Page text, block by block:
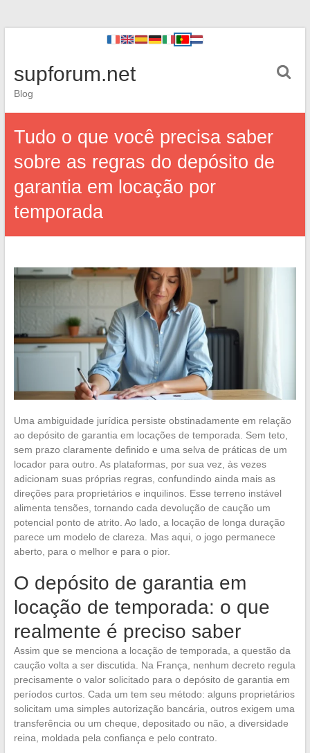
supforum.net
Blog
Tudo o que você precisa saber
sobre as regras do depósito de
garantia em locação por
temporada
Uma ambiguidade jurídica persiste obstinadamente em relação
ao depósito de garantia em locações de temporada. Sem teto,
sem prazo claramente definido e uma selva de práticas de um
locador para outro. As plataformas, por sua vez, às vezes
adicionam suas próprias regras, confundindo ainda mais as
direções para proprietários e inquilinos. Esse terreno instável
alimenta tensões, tornando cada devolução de caução um
potencial ponto de atrito. Ao lado, a locação de longa duração
parece um modelo de clareza. Mas aqui, o jogo permanece
aberto, para o melhor e para o pior.
O depósito de garantia em
locação de temporada: o que
realmente é preciso saber
Assim que se menciona a locação de temporada, a questão da
caução volta a ser discutida. Na França, nenhum decreto regula
precisamente o valor solicitado para o depósito de garantia em
períodos curtos. Cada um tem seu método: alguns proprietários
solicitam uma simples autorização bancária, outros exigem uma
transferência ou um cheque, depositado ou não, a diversidade
reina, moldada pela confiança e pelo contrato.